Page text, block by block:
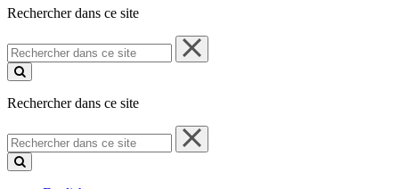
Rechercher dans ce site
Rechercher
dans
ce
Rechercher dans ce site
Rechercher
dans
ce